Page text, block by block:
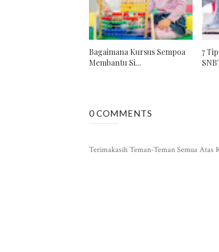
Bagaimana Kursus Sempoa
Membantu Si...
7
0 COMMENTS
Terimakasih Teman-Teman Semua Atas